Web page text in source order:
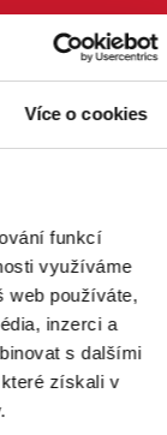
Více o cookies
funkcí
využíváme
web používáte,
inzerci a
s dalšími
získali v
NIC